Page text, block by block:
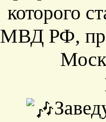
которого
МВД РФ,